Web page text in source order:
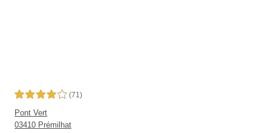
4,0 étoiles sur 5 (71)
Pont Vert
03410 Prémilhat